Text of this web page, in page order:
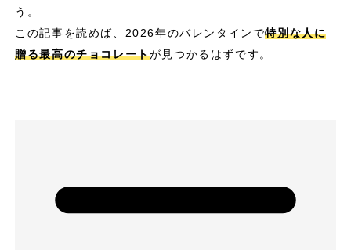
う。
この記事を読めば、2026年のバレンタインで特別な人に
贈る最高のチョコレートが見つかるはずです。